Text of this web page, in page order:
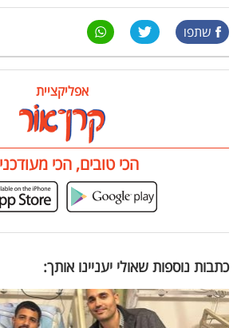
שתפו
אפליקציית
הכי טובים, הכי
כתבות נוספות שאולי יעניינו אותך: